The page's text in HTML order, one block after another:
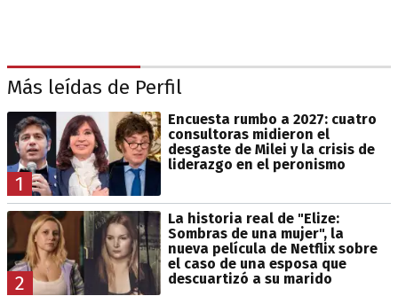
Más leídas de Perfil
1
Encuesta rumbo a 2027: cuatro
consultoras midieron el
desgaste de Milei y la crisis de
liderazgo en el peronismo
2
La historia real de "Elize:
Sombras de una mujer", la
nueva película de Netflix sobre
el caso de una esposa que
descuartizó a su marido